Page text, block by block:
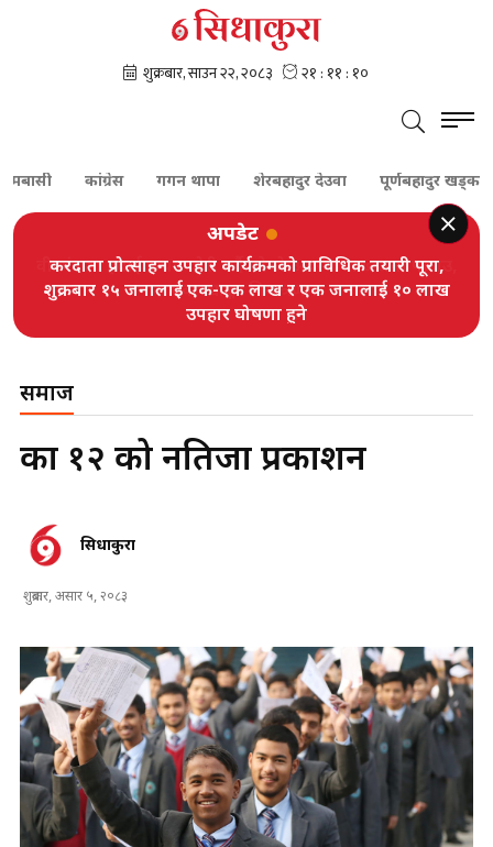
कांग्रेस गगन थापा शेरबहादुर देउवा पूर्णबहादुर खड्का
अपडेट
करदाता प्रोत्साहन उपहार कार्यक्रमको प्राविधिक तयारी पूरा,
शुक्रबार १५ जनालाई एक-एक लाख र एक जनालाई १० लाख
उपहार घोषणा हुने
समाज
कक्षा १२ को नतिजा प्रकाशन
सिधाकुरा
शुक्रबार, असार ५, २०८३